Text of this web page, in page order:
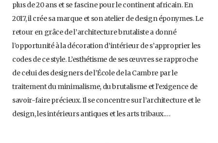
plus de 20 ans et se fascine pour le continent africain. En
2017, il crée sa marque et son atelier de design éponymes. Le
retour en grâce de l’architecture brutaliste a donné
l’opportunité à la décoration d’intérieur de s’approprier les
codes de ce style. L’esthétisme de ses œuvres se rapproche
de celui des designers de l’École de la Cambre par le
traitement du minimalisme, du brutalisme et l’exigence de
savoir-faire précieux. Il se concentre sur l’architecture et le
design, les intérieurs antiques et les arts tribaux.…